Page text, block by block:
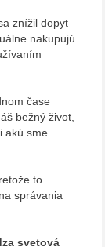
znížil dopyt
nakupujú
čase
bežný život,
akú sme
to
správania
svetová